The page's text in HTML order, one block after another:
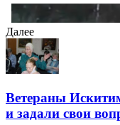
Далее
Ветераны
и задали свои